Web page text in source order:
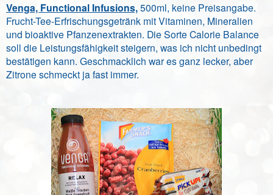
Venga, Functional Infusions,500ml, keine Preisangabe.
Frucht-Tee-Erfrischungsgetränk mit Vitaminen, Mineralien
und bioaktive Pfanzenextrakten. Die Sorte Calorie Balance
soll die Leistungsfähigkeit steigern, was ich nicht unbedingt
bestätigen kann. Geschmacklich war es ganz lecker, aber
Zitrone schmeckt ja fast immer.